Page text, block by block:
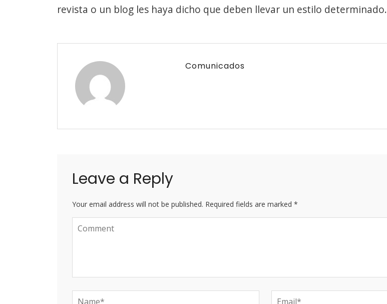
revista o un blog les haya dicho que deben llevar un estilo determinado.
Comunicados
Leave a Reply
Your email address will not be published. Required fields are marked *